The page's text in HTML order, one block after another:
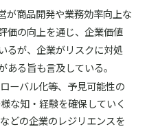
が商品開発や業務効率向上な
価の向上を通じ、企業価値
るが、企業がリスクに対処
る旨も言及している。
ーバル化等、予見可能性の
な知・経験を確保していく
どの企業のレジリエンスを